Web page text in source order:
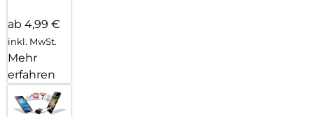
ab 4,99 €
inkl. MwSt.
Mehr
erfahren